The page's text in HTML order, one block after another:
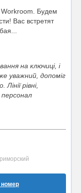
Workroom. Будем
Вас встретят
на ключиці, і
уважний, допоміг
рівні,
номер